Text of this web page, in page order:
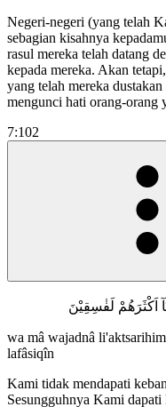
Negeri-negeri (yang telah
sebagian kisahnya
rasul mereka telah datang
kepada mereka. Akan
yang telah mereka
mengunci hati orang-orang
7:102
اَكْثَرَهُمْ لَفٰسِقِيْنَ
wa mâ wajadnâ
lafâsiqîn
Kami tidak mendapati
Sesungguhnya Kami